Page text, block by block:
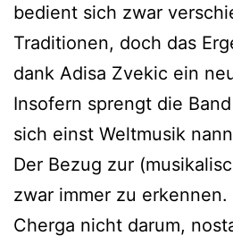
bedient sich zwar
Traditionen, doch das
dank Adisa Zvekic ein
Insofern sprengt die
sich einst Weltmusik
Der Bezug zur
zwar immer zu
Cherga nicht darum,